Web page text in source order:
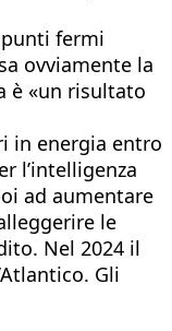
punti fermi
ovviamente la
è «un risultato
in energia entro
l’intelligenza
ad aumentare
le
Nel 2024 il
Gli